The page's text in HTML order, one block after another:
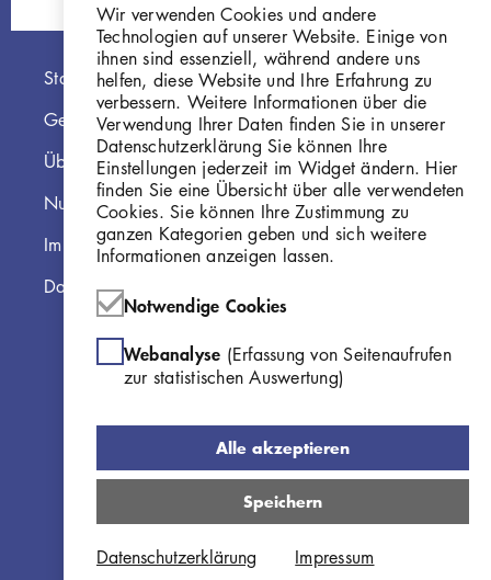
Hauptnavigation
Startseite
Georg Kolbe Museum
Über die Online Sammlung
Nutzungshinweise
Impressum
Datenschutzerklärung
Wir verwenden Cookies und andere
Technologien auf unserer Website. Einige von
ihnen sind essenziell, während andere uns
helfen, diese Website und Ihre Erfahrung zu
verbessern. Weitere Informationen über die
Verwendung Ihrer Daten finden Sie in unserer
Datenschutzerklärung Sie können Ihre
Einstellungen jederzeit im Widget ändern. Hier
finden Sie eine Übersicht über alle verwendeten
Cookies. Sie können Ihre Zustimmung zu
ganzen Kategorien geben und sich weitere
Informationen anzeigen lassen.
Notwendige Cookies
Webanalyse (Erfassung von Seitenaufrufen
zur statistischen Auswertung)
Alle akzeptieren
Speichern
Datenschutzerklärung Impressum